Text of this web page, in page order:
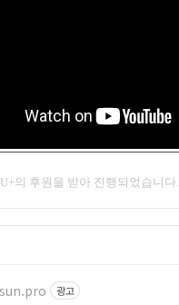
의 후원을 받아 진행되었습니다.
광고